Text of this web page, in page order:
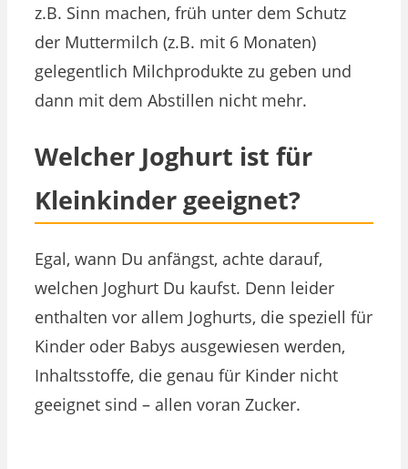
z.B. Sinn machen, früh unter dem Schutz
der Muttermilch (z.B. mit 6 Monaten)
gelegentlich Milchprodukte zu geben und
dann mit dem Abstillen nicht mehr.
Welcher Joghurt ist für
Kleinkinder geeignet?
Egal, wann Du anfängst, achte darauf,
welchen Joghurt Du kaufst. Denn leider
enthalten vor allem Joghurts, die speziell für
Kinder oder Babys ausgewiesen werden,
Inhaltsstoffe, die genau für Kinder nicht
geeignet sind – allen voran Zucker.